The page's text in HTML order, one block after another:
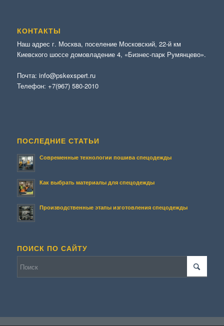
КОНТАКТЫ
Наш адрес г. Москва, поселение Московский, 22-й км
Киевского шоссе домовладение 4, «Бизнес-парк Румянцево».
Почта: info@pskexspert.ru
Телефон: +7(967) 580-2010
ПОСЛЕДНИЕ СТАТЬИ
Современные технологии пошива спецодежды
Как выбрать материалы для спецодежды
Производственные этапы изготовления спецодежды
ПОИСК ПО САЙТУ